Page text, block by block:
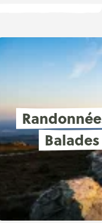
Balades